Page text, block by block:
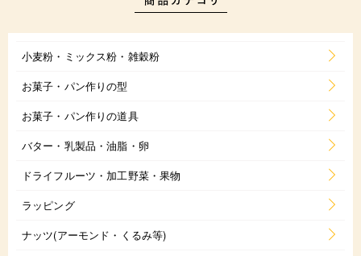
小麦粉・ミックス粉・雑穀粉
お菓子・パン作りの型
お菓子・パン作りの道具
バター・乳製品・油脂・卵
ドライフルーツ・加工野菜・果物
ラッピング
ナッツ(アーモンド・くるみ等)